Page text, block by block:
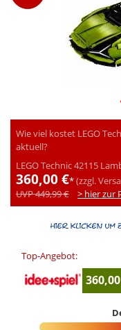
Wie viel kostet LEGO
aktuell?
LEGO Technic 42115
360,00 €*(zzgl.
UVP 449,99 €
> hier zur
Top-Angebot: